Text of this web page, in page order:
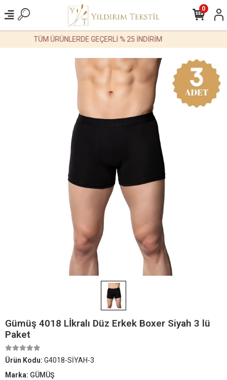
TÜM ÜRÜNLERDE GEÇERLİ % 25 İNDİRİM
0
Gümüş 4018 Lİkralı Düz Erkek Boxer Siyah 3 lü
Paket
Ürün Kodu: G4018-SİYAH-3
Marka: GÜMÜŞ